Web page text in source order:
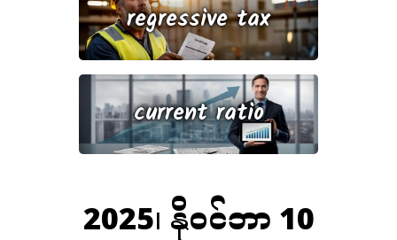
regressive tax
current ratio
2025၊ နိုဝင်ဘာ 10